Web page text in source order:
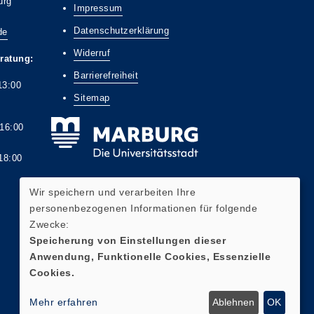
Impressum
Datenschutzerklärung
Widerruf
Barrierefreiheit
Sitemap
Wir speichern und verarbeiten Ihre
personenbezogenen Informationen für folgende
Zwecke:
Speicherung von Einstellungen dieser
Anwendung, Funktionelle Cookies, Essenzielle
Cookies.
Mehr erfahren Ablehnen OK